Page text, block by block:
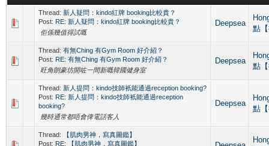
Thread: 新人疑問：kindo紅牌 booking比較貴？
Post: RE: 新人疑問：kindo紅牌 booking比較貴？
佢係幾值得試嘅
Deepsea
點
Thread: 有無Ching 有Gym Room 好介紹？
Post: RE: 有無Ching 有Gym Room 好介紹？
旺角朗豪坊開咗一間新嘅韓國健身室
Deepsea
點
Thread: 新人提問：kindo技師衹能通過reception booking?
Post: RE: 新人提問：kindo技師衹能通過reception
booking?
幾時通常都唔會俾電話客人
Deepsea
點
Thread:
【肌肉男神，寫真圖鑑】
Post: RE: 【肌肉男神，寫真圖鑑】